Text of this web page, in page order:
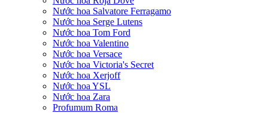
Nước hoa Salvatore Ferragamo
Nước hoa Serge Lutens
Nước hoa Tom Ford
Nước hoa Valentino
Nước hoa Versace
Nước hoa Victoria's Secret
Nước hoa Xerjoff
Nước hoa YSL
Nước hoa Zara
Profumum Roma